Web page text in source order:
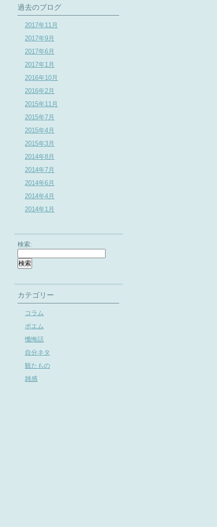
過去のブログ
2017年11月
2017年9月
2017年6月
2017年1月
2016年10月
2016年2月
2015年11月
2015年7月
2015年4月
2015年3月
2014年8月
2014年7月
2014年6月
2014年4月
2014年1月
検索:
カテゴリー
コラム
ポエム
懺悔話
自分ネタ
観たもの
雑感